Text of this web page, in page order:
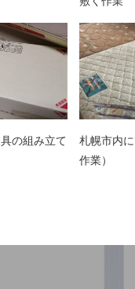
の組み立て
札幌市内
作業）